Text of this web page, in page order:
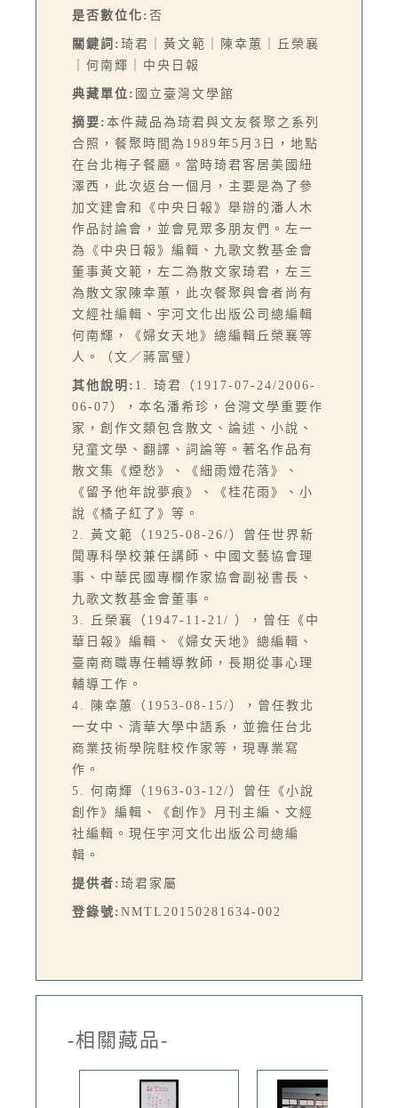
是否數位化: 否
關鍵詞: 琦君｜黃文範｜陳幸蕙｜丘榮襄
｜何南輝｜中央日報
典藏單位: 國立臺灣文學館
摘要: 本件藏品為琦君與文友餐聚之系列
合照，餐聚時間為1989年5月3日，地點
在台北梅子餐廳。當時琦君客居美國紐
澤西，此次返台一個月，主要是為了參
加文建會和《中央日報》舉辦的潘人木
作品討論會，並會見眾多朋友們。左一
為《中央日報》編輯、九歌文教基金會
董事黃文範，左二為散文家琦君，左三
為散文家陳幸蕙，此次餐聚與會者尚有
文經社編輯、宇河文化出版公司總編輯
何南輝，《婦女天地》總編輯丘榮襄等
人。（文／蔣富璧）
其他說明: 1. 琦君（1917-07-24/2006-
06-07），本名潘希珍，台灣文學重要作
家，創作文類包含散文、論述、小說、
兒童文學、翻譯、詞論等。著名作品有
散文集《煙愁》、《細雨燈花落》、
《留予他年說夢痕》、《桂花雨》、小
說《橘子紅了》等。
2. 黃文範（1925-08-26/）曾任世界新
聞專科學校兼任講師、中國文藝協會理
事、中華民國專欄作家協會副祕書長、
九歌文教基金會董事。
3. 丘榮襄（1947-11-21/ ），曾任《中
華日報》編輯、《婦女天地》總編輯、
臺南商職專任輔導教師，長期從事心理
輔導工作。
4. 陳幸蕙（1953-08-15/），曾任教北
一女中、清華大學中語系，並擔任台北
商業技術學院駐校作家等，現專業寫
作。
5. 何南輝（1963-03-12/）曾任《小說
創作》編輯、《創作》月刊主編、文經
社編輯。現任宇河文化出版公司總編
輯。
提供者: 琦君家屬
登錄號: NMTL20150281634-002
-相關藏品-